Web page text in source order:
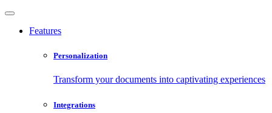
Features
Personalization
Transform your documents into captivating experiences
Integrations